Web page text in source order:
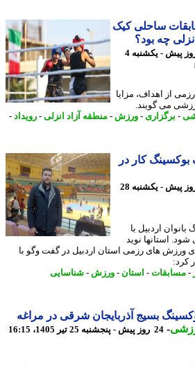
ساحلی کیک
چه بود؟
14 روز پیش - یکشنبه 4
اهداف، مزایا
می گویند.
برگزاری - ورزش -منطقه آزاد انزلی-رویداد-
بوکسینگ کار در
21 روز پیش - یکشنبه 28
اردبیل با
استانها نوید
های رزمی استان اردبیل در گفت وگو با
-استان-ورزش -شناسایی
بسیج آذربایجان شرقی در مراغه
-24 روز پیش - پنجشنبه 25 تیر 1405، 16:15